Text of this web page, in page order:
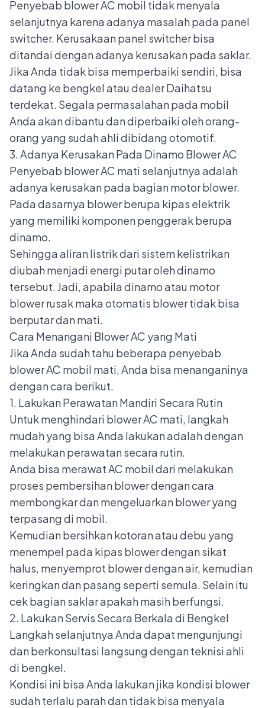
Penyebab blower AC mobil tidak menyala
selanjutnya karena adanya masalah pada panel
switcher. Kerusakaan panel switcher bisa
ditandai dengan adanya kerusakan pada saklar.
Jika Anda tidak bisa memperbaiki sendiri, bisa
datang ke bengkel ataudealer Daihatsu
terdekat. Segala permasalahan pada mobil
Anda akan dibantu dan diperbaiki oleh orang-
orang yang sudah ahli dibidang otomotif.
3. Adanya Kerusakan Pada Dinamo Blower AC
Penyebab blower AC mati selanjutnya adalah
adanya kerusakan pada bagian motor blower.
Pada dasarnya blower berupa kipas elektrik
yang memiliki komponen penggerak berupa
dinamo.
Sehingga aliran listrik dari sistem kelistrikan
diubah menjadi energi putar oleh dinamo
tersebut. Jadi, apabila dinamo atau motor
blower rusak maka otomatis blower tidak bisa
berputar dan mati.
Cara Menangani Blower AC yang Mati
Jika Anda sudah tahu beberapa penyebab
blower AC mobil mati, Anda bisa menanganinya
dengan cara berikut.
1. Lakukan Perawatan Mandiri Secara Rutin
Untuk menghindari blower AC mati, langkah
mudah yang bisa Anda lakukan adalah dengan
melakukan perawatan secara rutin.
Anda bisa merawat AC mobildari melakukan
proses pembersihan blower dengan cara
membongkar dan mengeluarkan blower yang
terpasang di mobil.
Kemudian bersihkan kotoran atau debu yang
menempel pada kipas blower dengan sikat
halus, menyemprot blower dengan air, kemudian
keringkan dan pasang seperti semula. Selain itu
cek bagian saklar apakah masih berfungsi.
2. Lakukan Servis Secara Berkala di Bengkel
Langkah selanjutnya Anda dapat mengunjungi
dan berkonsultasi langsung dengan teknisi ahli
di bengkel.
Kondisi ini bisa Anda lakukan jika kondisi blower
sudah terlalu parah dan tidak bisa menyala